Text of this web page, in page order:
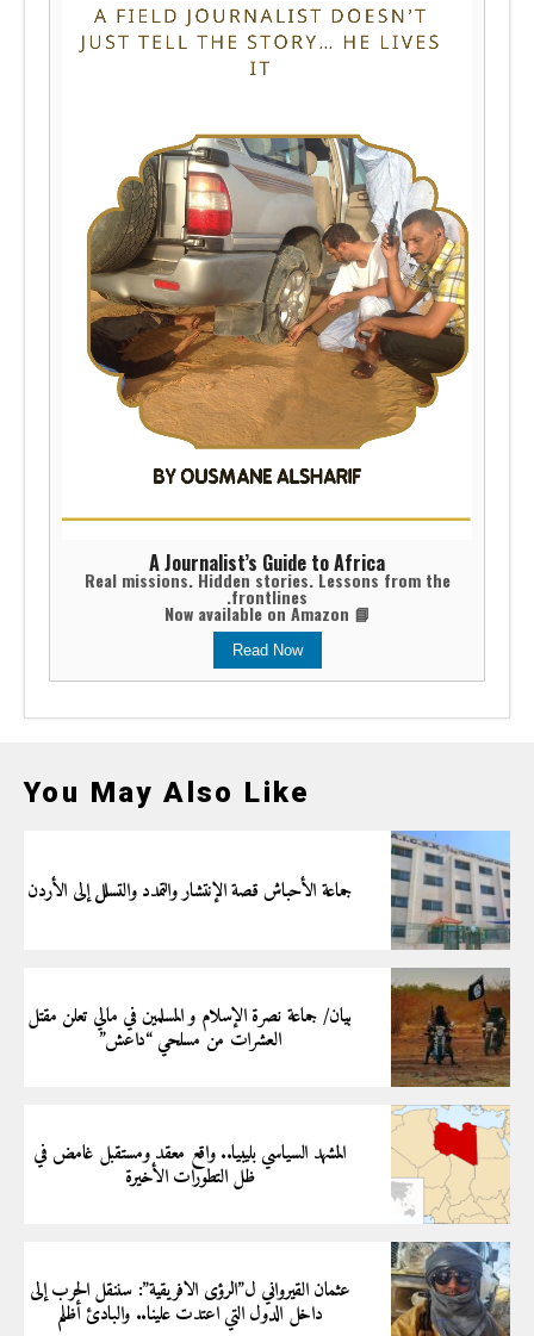
A Journalist’s Guide to Africa
Real missions. Hidden stories. Lessons from the
frontlines.
📘 Now available on Amazon
Read Now
You May Also Like
جماعة الأحباش قصة الإنتشار والتمدد والتسلل إلى الأردن
بيان/ جماعة نصرة الإسلام و المسلمين في مالي تعلن مقتل
العشرات من مسلحي “داعش”
المشهد السياسي بليبيا.. واقع معقد ومستقبل غامض في
ظل التطورات الأخيرة
عثمان القيرواني ل”الرؤى الافريقية”: سننقل الحرب إلى
داخل الدول التي اعتدت علينا.. والبادئ أظلم